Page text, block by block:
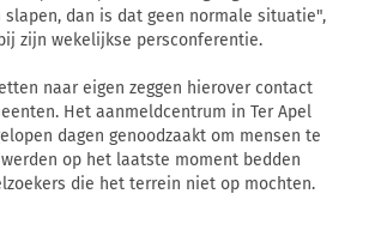
dan is dat geen normale situatie",
zijn wekelijkse persconferentie.
naar eigen zeggen hierover contact
Het aanmeldcentrum in Ter Apel
dagen genoodzaakt om mensen te
op het laatste moment bedden
die het terrein niet op mochten.